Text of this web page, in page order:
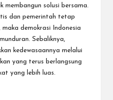
membangun solusi bersama.
dan pemerintah tetap
demokrasi Indonesia
Sebaliknya,
kedewasaannya melalui
yang terus berlangsung
yang lebih luas.